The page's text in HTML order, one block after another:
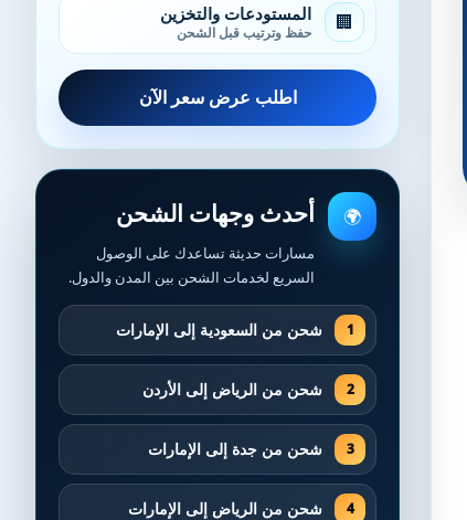
🏢 المستودعات والتخزين
حفظ وترتيب قبل الشحن
اطلب عرض سعر الآن
🌍 أحدث وجهات الشحن
مسارات حديثة تساعدك على الوصول
السريع لخدمات الشحن بين المدن والدول.
شحن من السعودية إلى الإمارات
شحن من الرياض إلى الأردن
شحن من جدة إلى الإمارات
شحن من الرياض إلى الإمارات